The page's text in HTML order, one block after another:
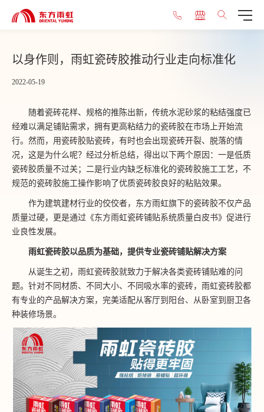
以身作则，雨虹瓷砖胶推动行业走向标准化
2022-05-19
随着瓷砖花样、规格的推陈出新，传统水泥砂浆的粘结强度已
经难以满足铺贴需求，拥有更高粘结力的瓷砖胶在市场上开始流
行。然而，用瓷砖胶贴瓷砖，有时也会出现瓷砖开裂、脱落的情
况，这是为什么呢？经过分析总结，得出以下两个原因：一是低质
瓷砖胶质量不过关；二是行业内缺乏标准化的瓷砖胶施工工艺，不
规范的瓷砖胶施工操作影响了优质瓷砖胶良好的粘贴效果。
作为建筑建材行业的佼佼者，东方雨虹旗下的瓷砖胶不仅产品
质量过硬，更是通过《东方雨虹瓷砖铺贴系统质量白皮书》促进行
业良性发展。
雨虹瓷砖胶以品质为基础，提供专业瓷砖铺贴解决方案
从诞生之初，雨虹瓷砖胶就致力于解决各类瓷砖铺贴难的问
题。针对不同材质、不同大小、不同吸水率的瓷砖，雨虹瓷砖胶都
有专业的产品解决方案，完美适配从客厅到阳台、从卧室到厨卫各
种装修场景。